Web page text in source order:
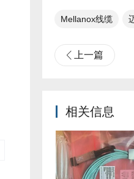
Mellanox线缆
上一篇
相关信息